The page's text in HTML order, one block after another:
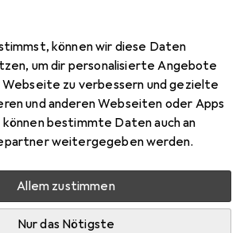
können wir diese Daten
um dir personalisierte Angebote
Webseite zu verbessern und gezielte
und anderen Webseiten oder Apps
können bestimmte Daten auch an
weitergegeben werden.
Allem zustimmen
Nur das Nötigste
Nintendo Mario Kart 8